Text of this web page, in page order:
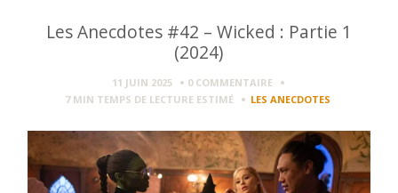
Les Anecdotes #42 – Wicked : Partie 1
(2024)
11 JUIN 2025
0 COMMENTAIRE
7 MIN TEMPS DE LECTURE ESTIMÉ LES ANECDOTES